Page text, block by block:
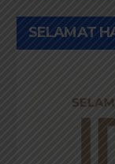
SELAMAT